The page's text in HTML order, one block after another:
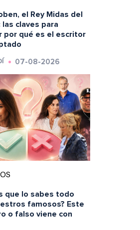
el Rey Midas del
claves para
por qué es el escritor
07-08-2026
que lo sabes todo
famosos? Este
o falso viene con